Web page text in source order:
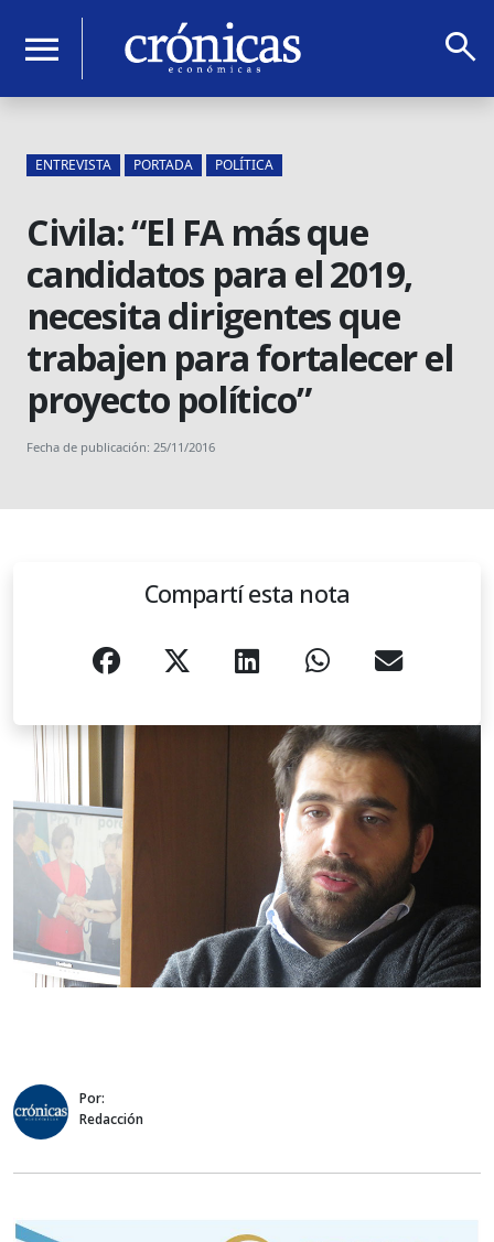
menu search
ENTREVISTA PORTADA POLÍTICA
Civila: “El FA más que
candidatos para el 2019,
necesita dirigentes que
trabajen para fortalecer el
proyecto político”
Fecha de publicación: 25/11/2016
Compartí esta nota
Por:
Redacción